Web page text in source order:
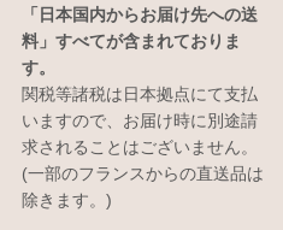
「日本国内からお届け先への送
料」すべてが含まれておりま
す。
関税等諸税は日本拠点にて支払
いますので、お届け時に別途請
求されることはございません。
(一部のフランスからの直送品は
除きます。)